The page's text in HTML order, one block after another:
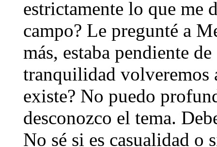
estrictamente lo que me
campo? Le pregunté a
más, estaba pendiente
tranquilidad volveremos
existe? No puedo
desconozco el tema.
No sé si es casualidad o